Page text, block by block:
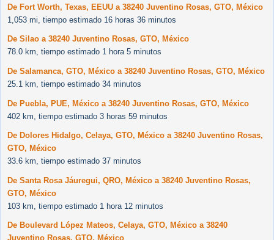
De Fort Worth, Texas, EEUU a 38240 Juventino Rosas, GTO, México
1,053 mi, tiempo estimado 16 horas 36 minutos
De Silao a 38240 Juventino Rosas, GTO, México
78.0 km, tiempo estimado 1 hora 5 minutos
De Salamanca, GTO, México a 38240 Juventino Rosas, GTO, México
25.1 km, tiempo estimado 34 minutos
De Puebla, PUE, México a 38240 Juventino Rosas, GTO, México
402 km, tiempo estimado 3 horas 59 minutos
De Dolores Hidalgo, Celaya, GTO, México a 38240 Juventino Rosas,
GTO, México
33.6 km, tiempo estimado 37 minutos
De Santa Rosa Jáuregui, QRO, México a 38240 Juventino Rosas,
GTO, México
103 km, tiempo estimado 1 hora 12 minutos
De Boulevard López Mateos, Celaya, GTO, México a 38240
Juventino Rosas, GTO, México